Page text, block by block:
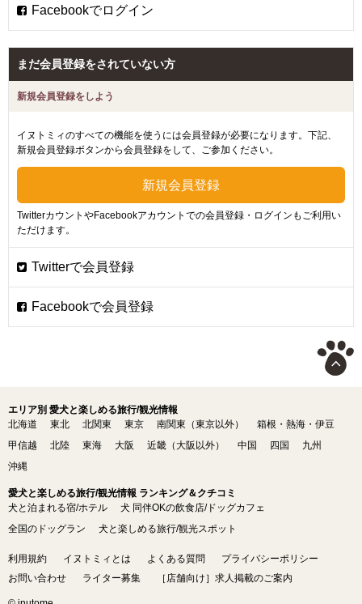
まだ会員登録をされていない方
新規会員登録をしよう
イヌトミィのすべての機能を使うには会員登録が必要になります。下記、
新規会員登録ボタンから会員登録をして、ご参加ください。
TwitterカウントやFacebookアカウントでの会員登録・ログインもご利用い
ただけます。
エリア別 愛犬と楽しめる旅行/観光情報
北海道
東北 北関東 東京 南関東（東京以外）
箱根・熱海・伊豆
甲信越
北陸 東海 大阪 近畿（大阪以外） 中国 四国
九州
沖縄
愛犬と楽しめる旅行/観光情報 ランキング＆クチコミ
犬と泊まれる宿/ホテル
犬 同伴OKの飲食店/ドッグカフェ
全国のドッグラン
犬と楽しめる旅行/観光スポット
利用規約 イヌトミィとは よくある質問
プライバシーポリシー
お問い合わせ
ライター募集 ［店舗向け］求人掲載のご案内